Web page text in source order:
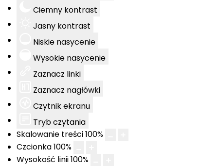
Ciemny kontrast
Jasny kontrast
Niskie nasycenie
Wysokie nasycenie
Zaznacz linki
Zaznacz nagłówki
Czytnik ekranu
Tryb czytania
Skalowanie treści100%
Czcionka100%
Wysokość linii100%